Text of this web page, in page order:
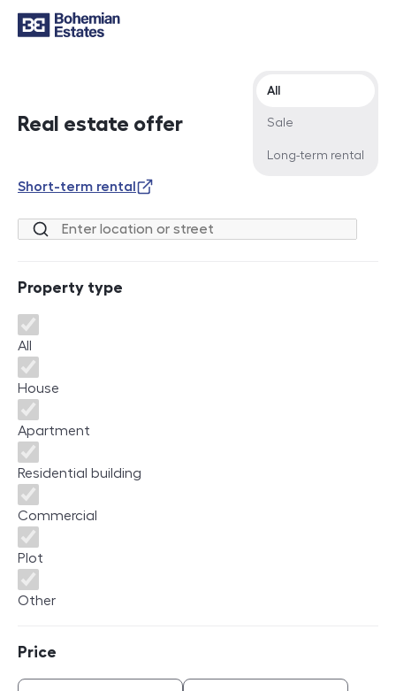
Real estate offer
Offer type
All
Sale
Long-term rental
Short-term rental
Location or street
Property type
Property type
All
House
Apartment
Residential building
Commercial
Plot
Other
Price